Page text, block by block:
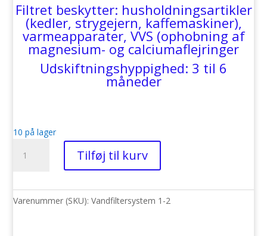
Filtret beskytter: husholdningsartikler
(kedler, strygejern, kaffemaskiner),
varmeapparater, VVS (ophobning af
magnesium- og calciumaflejringer
Udskiftningshyppighed: 3 til 6
måneder
10 på lager
Afkalkningsfilter
med
Tilføj til kurv
Varenummer (SKU):Vandfiltersystem 1-2